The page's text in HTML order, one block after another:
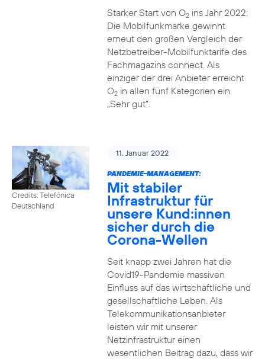
Starker Start von O2ins Jahr 2022:
Die Mobilfunkmarke gewinnt
erneut den großen Vergleich der
Netzbetreiber-Mobilfunktarife des
Fachmagazins connect. Als
einziger der drei Anbieter erreicht
O2in allen fünf Kategorien ein
„Sehr gut“.
Credits: Telefónica
Deutschland
11. Januar 2022
PANDEMIE-MANAGEMENT:
Mit stabiler
Infrastruktur für
unsere Kund:innen
sicher durch die
Corona-Wellen
Seit knapp zwei Jahren hat die
Covid19-Pandemie massiven
Einfluss auf das wirtschaftliche und
gesellschaftliche Leben. Als
Telekommunikationsanbieter
leisten wir mit unserer
Netzinfrastruktur einen
wesentlichen Beitrag dazu, dass wir